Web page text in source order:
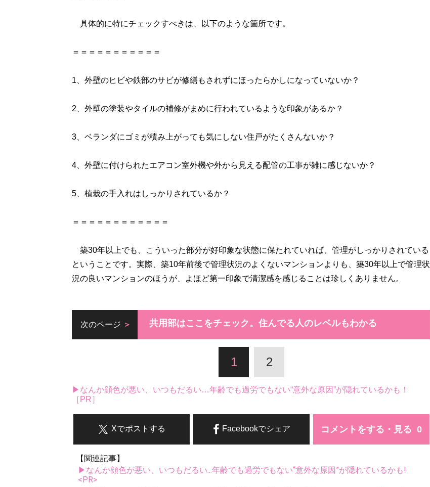
具体的に特にチェックすべきは、以下のような箇所です。
＝＝＝＝＝＝＝＝＝＝＝
1、外壁のヒビや鉄部のサビが修繕もされずにほったらかしになっていないか？
2、外壁の塗装やタイルの補修がまめに行われているような印象があるか？
3、ベランダにゴミが積み上がっても気にしない住戸がたくさんないか？
4、外壁に付けられたエアコン室外機や外から見える配管の工事が雑に感じないか？
5、植栽の手入れはしっかりされているか？
＝＝＝＝＝＝＝＝＝＝＝＝
築30年以上でも、こういった部分が好印象な状態に保たれていれば、管理がしっかりされている
ということです。実際、築10年前後で管理状況のよくないマンションよりも、築30年以上で管理状
況の良いマンションのほうが、よほど第一印象で清潔感を感じることは珍しくありません。
次のページ 共用部はここをチェック。住んでる人のレベルもわかる
1 2
▶なんか顔色が悪い、いつもだるい…年齢でも過労でもない“意外な原因”が隠れているかも！
［PR］
コメントをする・見る
Facebookでシェア
Xでポストする
【関連記事】
▶なんか顔色が悪い、いつもだるい...年齢でも過労でもない“意外な原因”が隠れているかも!
<PR>